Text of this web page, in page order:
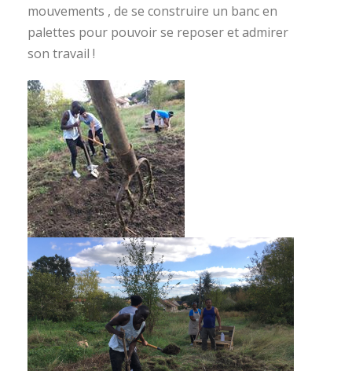
mouvements , de se construire un banc en
palettes pour pouvoir se reposer et admirer
son travail !